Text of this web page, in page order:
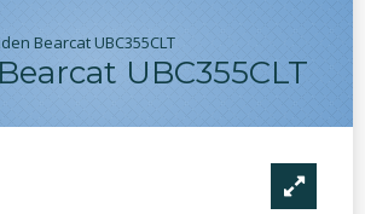
Bearcat UBC355CLT
UBC355CLT